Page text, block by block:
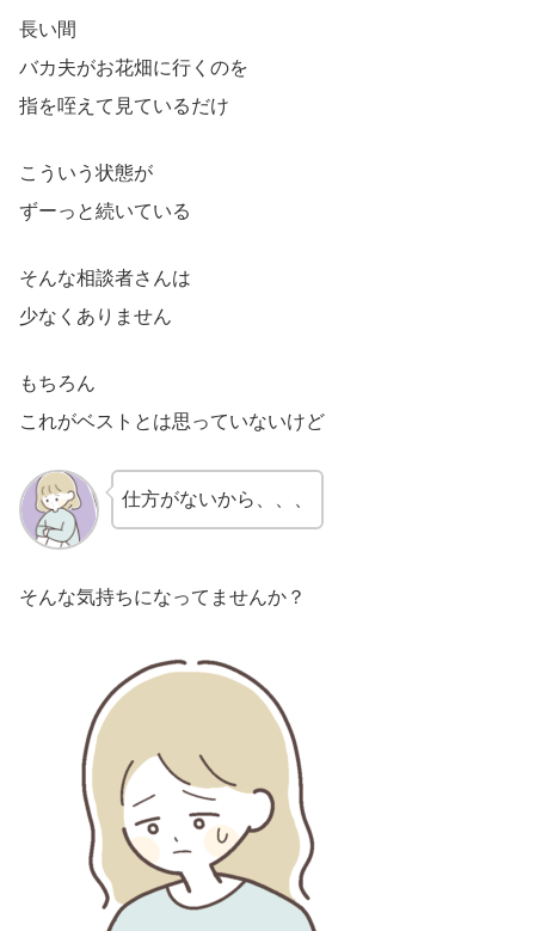
長い間
バカ夫がお花畑に行くのを
指を咥えて見ているだけ
こういう状態が
ずーっと続いている
そんな相談者さんは
少なくありません
もちろん
これがベストとは思っていないけど
仕方がないから、、、
そんな気持ちになってませんか？